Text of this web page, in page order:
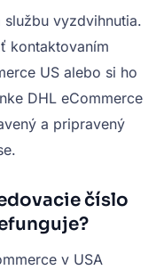
službu vyzdvihnutia.
kontaktovaním
US alebo si ho
DHL eCommerce
a pripravený
číslo
v USA